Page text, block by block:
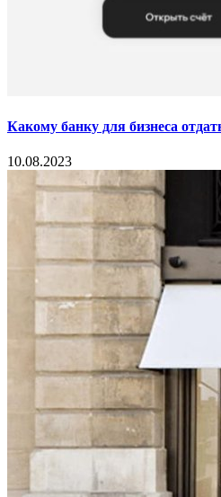
Какому банку для бизнеса
10.08.2023